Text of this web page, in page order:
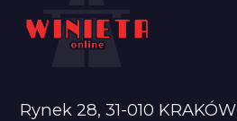
Rynek 28, 31-010 KRAKÓW